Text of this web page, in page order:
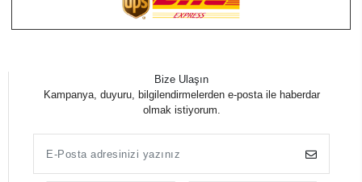
Bize Ulaşın
Kampanya, duyuru, bilgilendirmelerden e-posta ile haberdar
olmak istiyorum.